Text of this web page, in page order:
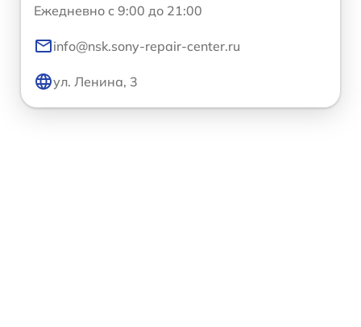
Ежедневно с 9:00 до 21:00
info@nsk.sony-repair-center.ru
ул. Ленина, 3